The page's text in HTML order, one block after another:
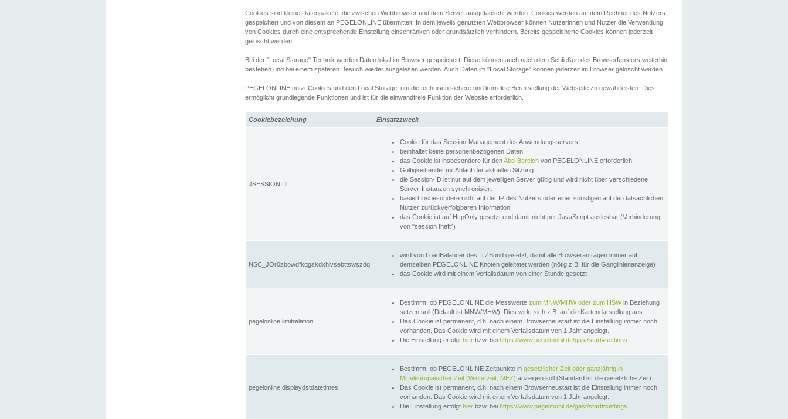
Cookies sind kleine Datenpakete, die zwischen Webbrowser und dem Server ausgetauscht werden. Cookies werden auf dem Rechner des Nutzers
gespeichert und von diesem an PEGELONLINE übermittelt. In dem jeweils genutzten Webbrowser können Nutzerinnen und Nutzer die Verwendung
von Cookies durch eine entsprechende Einstellung einschränken oder grundsätzlich verhindern. Bereits gespeicherte Cookies können jederzeit
gelöscht werden.
Bei der "Local Storage" Technik werden Daten lokal im Browser gespeichert. Diese können auch nach dem Schließen des Browserfensters weiterhin
bestehen und bei einem späteren Besuch wieder ausgelesen werden. Auch Daten im "Local Storage" können jederzeit im Browser gelöscht werden.
PEGELONLINE nutzt Cookies und den Local Storage, um die technisch sichere und korrekte Bereitstellung der Webseite zu gewährleisten. Dies
ermöglicht grundlegende Funktionen und ist für die einwandfreie Funktion der Website erforderlich.
Cookiebezeichung Einsatzzweck
JSESSIONID
Cookie für das Session-Management des Anwendungsservers
beinhaltet keine personenbezogenen Daten
das Cookie ist insbesondere für denAbo-Bereich von PEGELONLINE erforderlich
Gültigkeit endet mit Ablauf der aktuellen Sitzung
die Session-ID ist nur auf dem jeweiligen Server gültig und wird nicht über verschiedene
Server-Instanzen synchronisiert
basiert insbesondere nicht auf der IP des Nutzers oder einer sonstigen auf den tatsächlichen
Nutzer zurückverfolgbaren Information
das Cookie ist auf HttpOnly gesetzt und damit nicht per JavaScript auslesbar (Verhinderung
von "session theft")
NSC_JOr0zbowdfkqgskdxhlvsebttswszdq
wird von LoadBalancer des ITZBund gesetzt, damit alle Browseranfragen immer auf
demselben PEGELONLINE Knoten geleitetet werden (nötig z.B. für die Ganglinienanzeige)
das Cookie wird mit einem Verfallsdatum von einer Stunde gesetzt
pegelonline.limitrelation
Bestimmt, ob PEGELONLINE die Messwerte zum MNW/MHW oder zum HSWin Beziehung
setzen soll (Default ist MNW/MHW). Dies wirkt sich z.B. auf die Kartendarstellung aus.
Das Cookie ist permanent, d.h. nach einem Browserneustart ist die Einstellung immer noch
vorhanden. Das Cookie wird mit einem Verfallsdatum von 1 Jahr angelegt.
Die Einstellung erfolgt hier bzw. bei https://www.pegelmobil.de/gast/start#settings
pegelonline.displaydstdatetimes
Bestimmt, ob PEGELONLINE Zeitpunkte in gesetzlicher Zeit oder ganzjährig in
Mitteleuropäischer Zeit (Winterzeit, MEZ) anzeigen soll (Standard ist die gesetzliche Zeit).
Das Cookie ist permanent, d.h. nach einem Browserneustart ist die Einstellung immer noch
vorhanden. Das Cookie wird mit einem Verfallsdatum von 1 Jahr angelegt.
Die Einstellung erfolgt hier bzw. bei https://www.pegelmobil.de/gast/start#settings